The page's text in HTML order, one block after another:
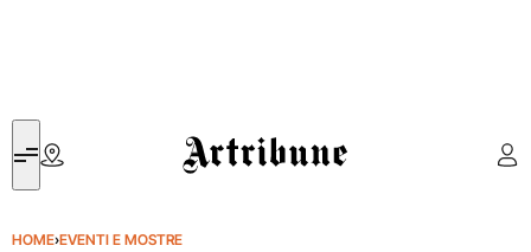
Artribune
HOME›EVENTI E MOSTRE